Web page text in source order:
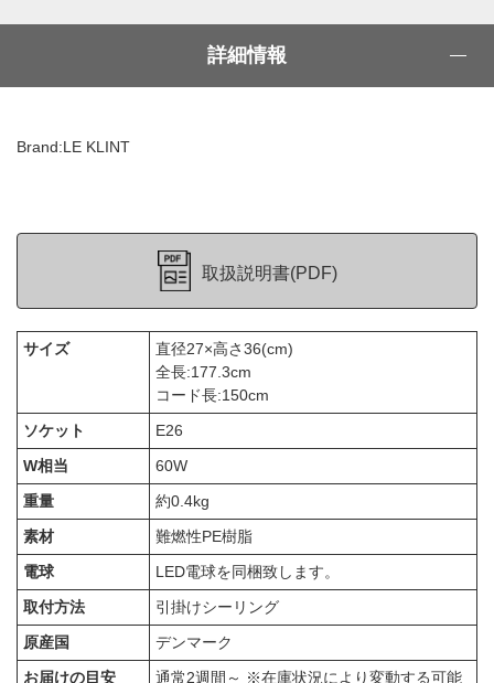
詳細情報
Brand:LE KLINT
取扱説明書(PDF)
サイズ
直径27×高さ36(cm)
全長:177.3cm
コード長:150cm
ソケット
E26
W相当
60W
重量
約0.4kg
素材
難燃性PE樹脂
電球
LED電球を同梱致します。
取付方法
引掛けシーリング
原産国
デンマーク
お届けの目安
通常2週間～ ※在庫状況により変動する可能